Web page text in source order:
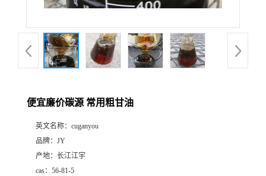
便宜廉价碳源 常用粗甘油
英文名称： cuganyou
品牌： JY
产地： 长江江宇
cas： 56-81-5